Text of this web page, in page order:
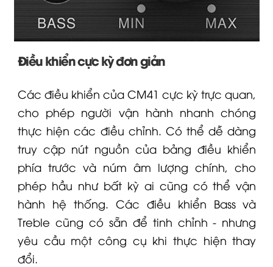
Điều khiển cực kỳ đơn giản
Các điều khiển của CM41 cực kỳ trực quan,
cho phép người vận hành nhanh chóng
thực hiện các điều chỉnh. Có thể dễ dàng
truy cập nút nguồn của bảng điều khiển
phía trước và núm âm lượng chính, cho
phép hầu như bất kỳ ai cũng có thể vận
hành hệ thống. Các điều khiển Bass và
Treble cũng có sẵn để tinh chỉnh - nhưng
yêu cầu một công cụ khi thực hiện thay
đổi.